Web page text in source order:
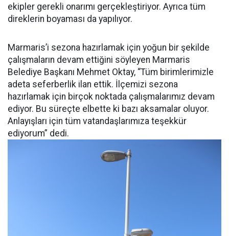
ekipler gerekli onarımı gerçekleştiriyor. Ayrıca tüm
direklerin boyaması da yapılıyor.
Marmaris’i sezona hazırlamak için yoğun bir şekilde
çalışmaların devam ettiğini söyleyen Marmaris
Belediye Başkanı Mehmet Oktay, “Tüm birimlerimizle
adeta seferberlik ilan ettik. İlçemizi sezona
hazırlamak için birçok noktada çalışmalarımız devam
ediyor. Bu süreçte elbette ki bazı aksamalar oluyor.
Anlayışları için tüm vatandaşlarımıza teşekkür
ediyorum” dedi.